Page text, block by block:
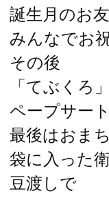
誕生月のお
みんなでお
その後
「てぶくろ
ペープサー
最後はおま
袋に入った
豆渡しで